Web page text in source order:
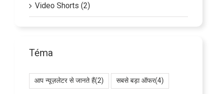
Video Shorts (2)
Téma
आप न्यूज़लेटर से जानते हैं(2) सबसे बड़ा ऑफर(4)